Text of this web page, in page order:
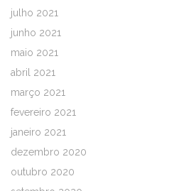
julho 2021
junho 2021
maio 2021
abril 2021
março 2021
fevereiro 2021
janeiro 2021
dezembro 2020
outubro 2020